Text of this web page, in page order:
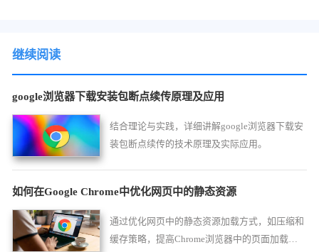
继续阅读
google浏览器下载安装包断点续传原理及应用
结合理论与实践，详细讲解google浏览器下载安
装包断点续传的技术原理及实际应用。
如何在Google Chrome中优化网页中的静态资源
通过优化网页中的静态资源加载方式，如压缩和
缓存策略，提高Chrome浏览器中的页面加载速